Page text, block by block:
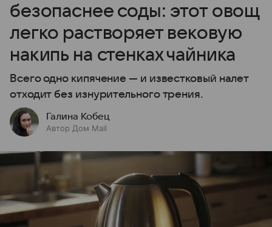
безопаснее соды: этот овощ
легко растворяет вековую
накипь на стенках чайника
Всего одно кипячение — и известковый налет
отходит без изнурительного трения.
Галина Кобец
Автор Дом Mail